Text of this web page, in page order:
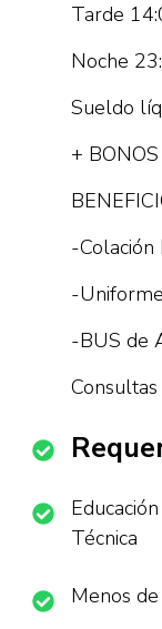
Tarde
Noche
Sueldo
+
-Colación
-Uniforme
-BUS de
Técnica
Menos